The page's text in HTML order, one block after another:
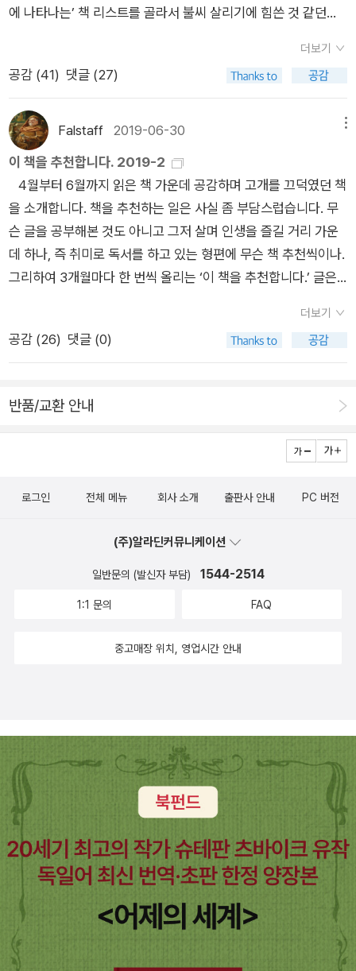
업 프로젝트를 수행하다 어머니로부터 유전형질을 물려받았는
심하게 도져 정신병원에 몇 차례 입원하게 되니, 이게 작가 베시
헤드의 30대 시절이며, 작가가 쓴 장편소설 <권력의 문제>의 주
인공 엘리자베스가 겪어야 했던 당시의 고통이었다. 책은 지역산
업 프로젝트를 진행할 때부터 시작한다. 이렇게 쓰니 여성, 흑백
혼혈, 아파르트헤이트, 가난한 지식인, 소외, 백인과 원주민의 갈
등 등 존 쿳시가 주로 다루는 소재로 별다른 무리 없이 읽힐 것 같
으나, 절대 그렇지 않다. 실제로 읽기가 만만하지 않으며, 만만하
기는커녕 심지어 어렵다. 나도 한 60쪽까지 읽다가 도대체 어떤
이야기를 하고 있는지 막막해 책을 덮고 첫 페이지부터 다시 읽었
다. 그랬더니 이해가 되기 시작했다. 하마터면 꽤 괜찮은 책을 읽
지도 않고 던져버릴 뻔했다. 만일 당신이 이 책을 사서 읽는다면,
먼저 읽은 자의 선의로 말씀드리니, 한 50쪽까지 읽어도 오리무
중을 헤매는 것 같은 기분이 들면, 책 뒤에 달려있는 “작품해설”
댄, 그리고 그들의 부속 장치인 메두사와 이상한 여인들의 정체를
걸 보장한다. 아니다, 지금 가르쳐드리지. 작중 주인공 엘리자베
태에 있다. 그래 그이는 헛것을 보고 환청을 듣는데, 애초에 공부
상과 환청을, 독자는 (거칠게 말하자면)정신계의 최고 권력자인
계가 거의 대부분의 독자 같은 정상 상태가 아니라는 것, 그이가
보고 듣고, 이의 영향을 받아 번민하고 결심하고 행위 하는 일체
무척 도움이 되리라 믿는다. 그런데 신경증에 걸린 여인의 뇌 속
에 이은 해고, 지역산업 프로젝트에 기꺼이 합류시켜주는 인정 많
은 백인 유진, 자신이 맡은 농사일에 능동적으로 참가하는 원주민
여인 케노시, 미국 출신 젊은 농업운동가 톰 등의 선한 인간들. 흑
인 엘리자베스한테 귀싸대기를 얻어맞았으면서도 그 때 이이가
정상이 아니었음을 알고 선한 마음을 유지하고 있던 선량한 백인
존스 부인 등. 그렇다. 제목이 노골적이다. 세상에 벌어지는 모든
불평등은 근본적으로 권력의 문제라는 것. 그리하여 권력이 단 하
나로 같아질 때 세상은 화해할 수 있다는 주장을 작가는 이렇게
얘기한다. “단 하나의 신만이 존재하니 그 이름은 인간이라. 그리
고 영숙이와 창식이가 그의 예언자이니.” (300쪽) 결론이 좀 과
에 나타나는’ 책 리스트를 골라서 불씨 살리기에 힘쓴 것 같던데,
~2019년 사이에 출간된, 좋은 작품임이 틀림없는데, 잠깐 반짝
하거나, 그마저도 되지 않아 소리 소문 없이 사라지는 것 같아서
아까운 책이라고나 할까. 물론 내가 교보문고 ‘통곡의 리스트’를
보고 고개를 갸우뚱한 책이 있었던 것만큼, 내 리스트를 보고 누
군가는 그럴 수도 있을 것이다. 외르케니 이슈트반, <장미 박람
회>2019년에 내가 주목하게 된 출판사 중 한 곳이 ‘프시케의
숲’이다. 이 출판사는 서보 머그더의 <도어>를 냈는데, 주로 이
렇게 우리에게 덜 알려진 동유럽 문학 작품을 소개하고 있다. <
장미 박람회>도 그중 하나. 재미도 있고, 나름 생각할 거리도 많
이 던져준다. 인간의 죽어가는 과정을 다큐멘터리로 제작한다면
어떨까? 이 작품은 지식인, 노동자, 예술가 세 사람의 죽음을 다
큐멘터리로 찍어 방송하는 내용을 소재로 삶과 죽음, 예술의 문제
를 질문한다. 중간중간 웃음 터지는 부분도 많은 블랙코미디. 죽
은 미시>도 도서관에 신청해서 조금 읽다가(반납기간 다 되어서
소설들, 문학 좋아하는 이들이라면 놓치지 마시길! 케이트 쇼팽,
불리는 케이트 쇼팽의 작품이 속속 다시 나오고 있다. 얼마 전에
편이 한 권에 실려 있다. 이 책 속 그녀들은 꿈꾸고 사랑하고 관습
과 욕망 사이에서 갈등한다. 관습 때문에 자신의 욕망을 내려놓고
는 사실을 고려하면 상당히 급진적이다. 비단 여성 문제뿐만 아니
츠제럴드, <젤다- 그녀의 알려지지 않은 소설과 산문>이 책! 정
을 지워버린 것은 탁월한 선택이라는 생각이 든다. 누가 젤다를
정신병으로 몰아갔을까? 피츠제럴드는 전혀, 정말 아무 상관이
없을까? 젤다의 이 작품들, 그녀의 억눌린 삶 때문에 앞으로 스콧
피츠제럴드의 작품을 예전처럼 온전히 즐길 수는 없을 것 같다.
그럼에도 나는 이 책을 사랑한다. 글렌웨이 웨스콧, <순례자 매-
어느 사랑 이야기>읽을 때는 잘 모르겠는데, 읽고 나서 더 생각
나는 작품이 있다. 이 책이 그렇다. 사랑과 부부 및 인간 관계에
대해 곱씹게 되면서 묘하게 여운이 남는다. 어느 부부와 그들 사
이에 끼어든 아름다운 매 한 마리. 이 기묘한 삼각관계를 통해 사
랑의 한계와 비극성, 결혼 제도의 불합리함, 인간 관계의 모순 등
더보기
공감 (41) 댓글 (27)
Falstaff 2019-06-30
이 책을 추천합니다. 2019-2
4월부터 6월까지 읽은 책 가운데 공감하며 고개를 끄덕였던 책
을 소개합니다. 책을 추천하는 일은 사실 좀 부담스럽습니다. 무
슨 글을 공부해본 것도 아니고 그저 살며 인생을 즐길 거리 가운
데 하나, 즉 취미로 독서를 하고 있는 형편에 무슨 책 추천씩이나.
그리하여 3개월마다 한 번씩 올리는 ‘이 책을 추천합니다.’ 글은
국을 낸 것이라 여기시면 될 듯합니다. 책들을 추천한다고 해서
덜커덕 이를 믿고 구입해 읽으셨다가 취향에 맞지 않아도 저는 책
임지지 않습니다. 이 점을 꼭 밝혀야 하겠네요. 순서는 제가 읽은
네데티는 라틴 아메리카의 붐 문학적 소재를 쓰는 대신 전형적인
리얼리즘 방식으로 이제 정년퇴직 몇 주 남긴 늙은 회사원 마르틴
산또메 씨의 ‘황혼에 핀 꽃’을 그려놓았다. 스물다섯 살 젊은 신입
눈치를 챘는데, 반듯하지만 우울하고 염세적인 세계관을 가진 남
까. 2. 커트 보니것, <고양이 요람> ‘고양이 요람’은 진짜 고양이
더러 잠자라고 만든 요람이 아니라 우리나라에선 흔히 두 명이,
유럽과 아메리카에선 보통 혼자 하는 실뜨기 놀이를 얘기한다. 원
격기에서 두 발의 원자폭탄 뚱보와 꼬마가 투하되던 시간에 난쟁
고 있는 보니것의 우주적 유토피아? 3. 베시 헤드, <권력의 문제
> 남아프리카공화국에서 흑백 혼혈로 태어나 보츠와나에서 교
사로 일하던 작가가 마치 자신의 일을 기록한 것처럼 보이지만,
엄연히 픽션이다. 세상에 왜 불공평, 그리고 이에 따른 차별이 그
리도 많이 존재하는가. 그건 제목처럼 기본적으로 권력이 있고 없
음에서 시작한다. 모든 차별과, 억압과 핍박은 권력에서 시작한
다. 이렇게 말로 써놓으니 쉽다. 그러나 신경증 증세가 심한 사람
의 시선으로 씌어 있으면 점점 곤란해지기 시작한다. 그걸 한 번
경험해보시라. 4. 찰스 부코우스키, <팩토텀> 제목대로 ‘잡역
부’ 또는 ‘막일꾼’에 관한 소설. 또다시 우리의 행크 치나스키 형
더보기
공감 (26) 댓글 (0)
반품/교환 안내
로그인 전체 메뉴 회사 소개 출판사 안내 PC 버전
(주)알라딘커뮤니케이션
일반문의 (발신자 부담) 1544-2514
1:1 문의 FAQ
중고매장 위치, 영업시간 안내